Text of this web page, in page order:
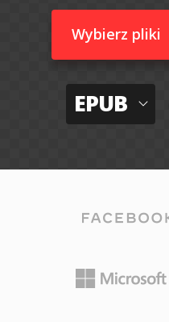
Wybierz pliki
EPUB